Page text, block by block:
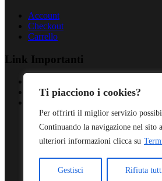
Ti piacciono i cookies?
Per offrirti il miglior servizio
Continuando la navigazione nel sito
ulteriori informazioni clicca su
Gestisci Rifiuta
Account
Checkout
Carrello
Link Importanti
Cookies Policy